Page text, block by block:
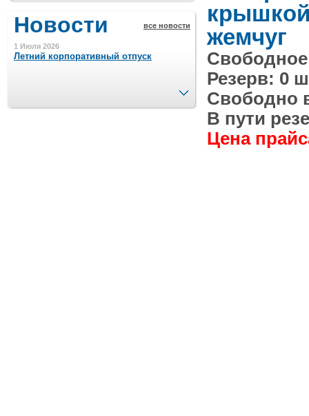
Новости все новости
1 Июля 2026
Летний корпоративный отпуск
Минимальная сумма заказа 5000 р.
След.
жемчуг
Свободное
Резерв: 0
Свободно
В пути
Цена